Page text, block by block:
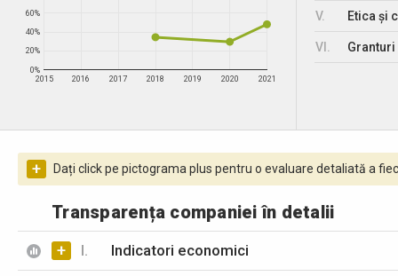
2015 2016 2017 2018 2019 2020 2021
0%
20%
40%
60% V. Etica și
VI.
+ Dați click pe pictograma plus pentru o evaluare detaliată a
Transparența companiei în detalii
+ I. Indicatori economici